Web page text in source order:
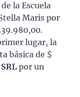
la Escuela
Maris por
lugar, la
básica de $
por un